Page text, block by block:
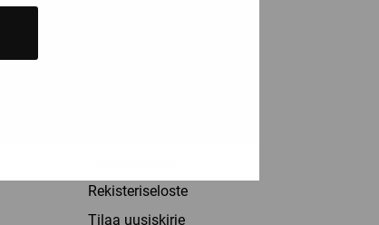
Rekisteriseloste
Tilaa uusiskirje